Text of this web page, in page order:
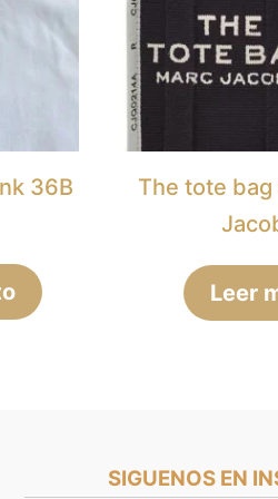
36B
The tote
Leer
SIGUENOS EN